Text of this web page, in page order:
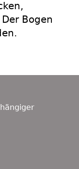
Bogen